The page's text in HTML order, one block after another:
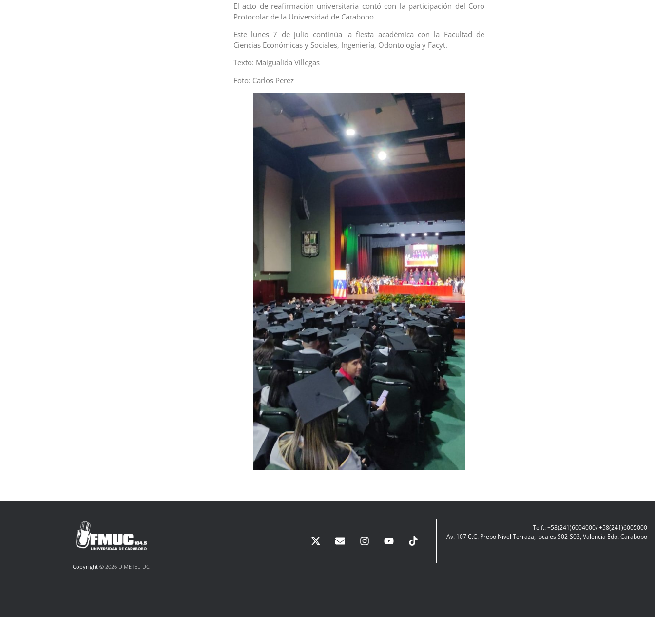
El acto de reafirmación universitaria contó con la participación del Coro
Protocolar de la Universidad de Carabobo.
Este lunes 7 de julio continúa la fiesta académica con la Facultad de
Ciencias Económicas y Sociales, Ingeniería, Odontología y Facyt.
Texto: Maigualida Villegas
Foto: Carlos Perez
Copyright ©2026 DIMETEL-UC
Telf.: +58(241)6004000/ +58(241)6005000
Av. 107 C.C. Prebo Nivel Terraza, locales S02-S03, Valencia Edo. Carabobo